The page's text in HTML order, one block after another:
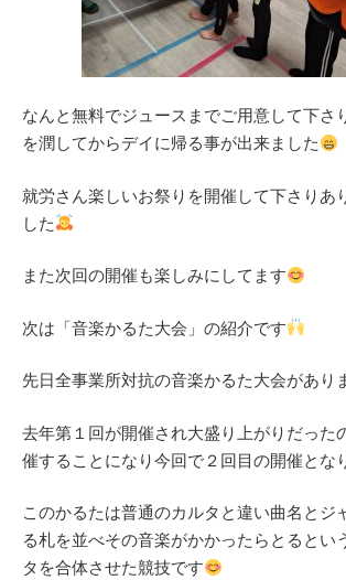
なんと無料でジュースまでご用意して下さ
を潤してからデイに帰る事が出来ました
就労さん楽しいお祭りを開催して下さりあ
した
また次回の開催も楽しみにしてます
次は「音楽かるた大会」の紹介です
先日全事業所対抗の音楽かるた大会があり
去年第１回が開催され大盛り上がりだった
催することになり今回で２回目の開催とな
このかるたは普通のカルタと違い曲名とジ
る札を並べその音楽がかかったらとるとい
タを合体させた競技です